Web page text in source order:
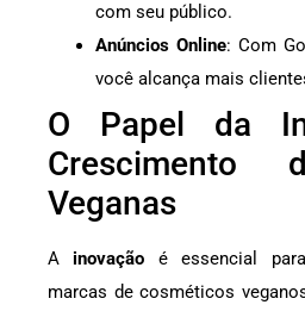
com seu público.
Anúncios Online: Com
você alcança mais
O Papel da
Crescimento
Veganas
A inovação é essencial
marcas de cosméticos